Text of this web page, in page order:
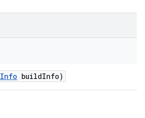
Info buildInfo)